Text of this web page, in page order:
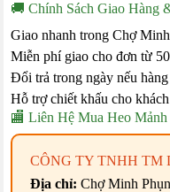
🚚 Chính Sách Giao Hàng
Giao nhanh trong Chợ
Miễn phí giao cho đơn từ
Đổi trả trong ngày nếu
Hỗ trợ chiết khấu cho
🏬 Liên Hệ Mua Heo
CÔNG TY TNHH TM
Địa chỉ: Chợ Minh